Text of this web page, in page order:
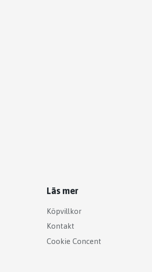
Läs mer
Köpvillkor
Kontakt
Cookie Concent